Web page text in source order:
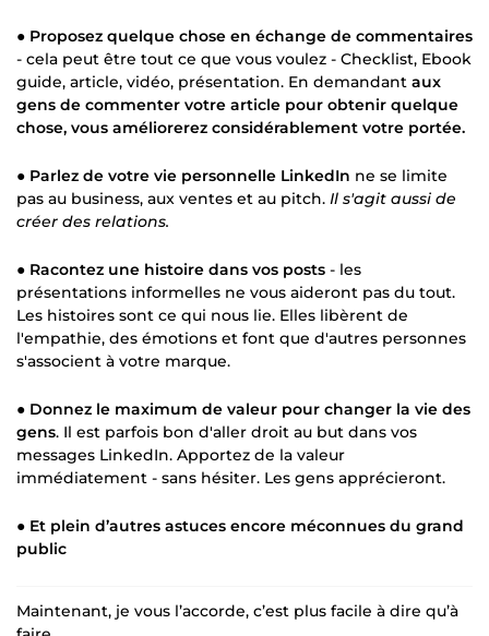
● Proposez quelque chose en échange de commentaires
- cela peut être tout ce que vous voulez - Checklist, Ebook
guide, article, vidéo, présentation. En demandant aux
gens de commenter votre article pour obtenir quelque
chose, vous améliorerez considérablement votre portée.
● Parlez de votre vie personnelle LinkedIn ne se limite
pas au business, aux ventes et au pitch. Il s'agit aussi de
créer des relations.
● Racontez une histoire dans vos posts - les
présentations informelles ne vous aideront pas du tout.
Les histoires sont ce qui nous lie. Elles libèrent de
l'empathie, des émotions et font que d'autres personnes
s'associent à votre marque.
● Donnez le maximum de valeur pour changer la vie des
gens. Il est parfois bon d'aller droit au but dans vos
messages LinkedIn. Apportez de la valeur
immédiatement - sans hésiter. Les gens apprécieront.
● Et plein d’autres astuces encore méconnues du grand
public
Maintenant, je vous l’accorde, c’est plus facile à dire qu’à